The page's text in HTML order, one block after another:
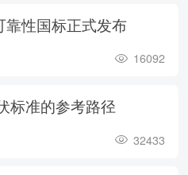
性国标正式发布
16092
中国光伏标准的参考路径
32433